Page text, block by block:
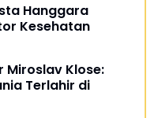
Hanggara
Kesehatan
Miroslav Klose:
Terlahir di